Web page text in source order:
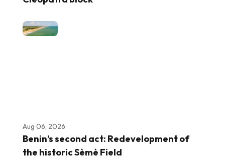
Aug 06, 2026
Benin’s second act: Redevelopment of
the historic Sèmè Field